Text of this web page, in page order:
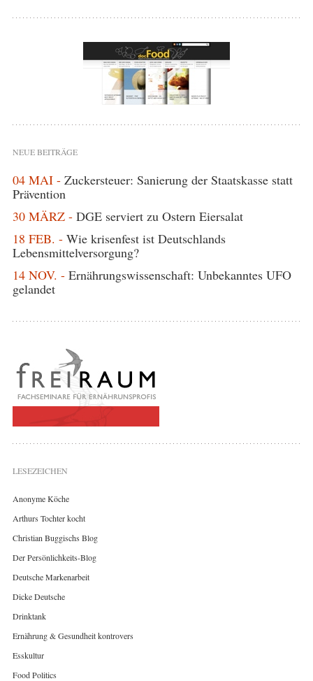
NEUE BEITRÄGE
04 MAI - Zuckersteuer: Sanierung der Staatskasse statt
Prävention
30 MÄRZ - DGE serviert zu Ostern Eiersalat
18 FEB. - Wie krisenfest ist Deutschlands
Lebensmittelversorgung?
14 NOV. - Ernährungswissenschaft: Unbekanntes UFO
gelandet
LESEZEICHEN
Anonyme Köche
Arthurs Tochter kocht
Christian Buggischs Blog
Der Persönlichkeits-Blog
Deutsche Markenarbeit
Dicke Deutsche
Drinktank
Ernährung & Gesundheit kontrovers
Esskultur
Food Politics